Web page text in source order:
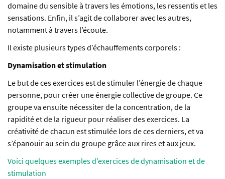
domaine du sensible à travers les émotions, les ressentis et les
sensations. Enfin, il s’agit de collaborer avec les autres,
notamment à travers l’écoute.
Il existe plusieurs types d’échauffements corporels :
Dynamisation et stimulation
Le but de ces exercices est de stimuler l’énergie de chaque
personne, pour créer une énergie collective de groupe. Ce
groupe va ensuite nécessiter de la concentration, de la
rapidité et de la rigueur pour réaliser des exercices. La
créativité de chacun est stimulée lors de ces derniers, et va
s’épanouir au sein du groupe grâce aux rires et aux jeux.
Voici quelques exemples d’exercices de dynamisation et de
stimulation